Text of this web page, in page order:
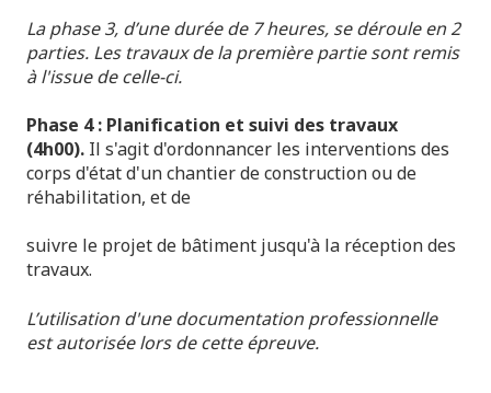
La phase 3, d’une durée de 7 heures, se déroule en 2
parties. Les travaux de la première partie sont remis
à l'issue de celle-ci.
Phase 4 : Planification et suivi des travaux
(4h00). Il s'agit d'ordonnancer les interventions des
corps d'état d'un chantier de construction ou de
réhabilitation, et de
suivre le projet de bâtiment jusqu'à la réception des
travaux.
L’utilisation d'une documentation professionnelle
est autorisée lors de cette épreuve.